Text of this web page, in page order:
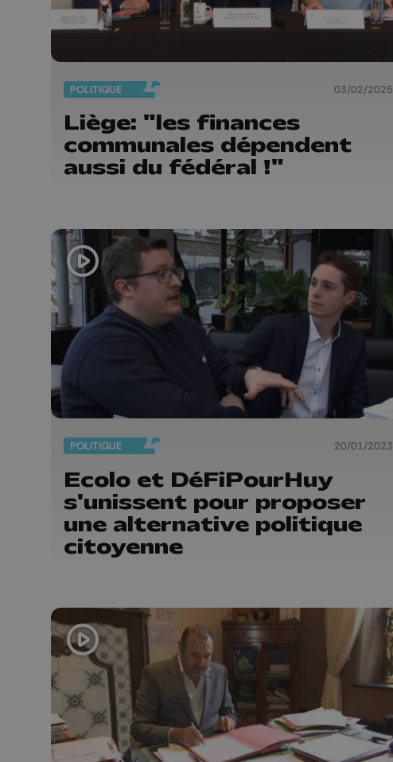
POLITIQUE 03/02/2025
Liège: "les finances
communales dépendent
aussi du fédéral !"
POLITIQUE 20/01/2023
Ecolo et DéFiPourHuy
s'unissent pour proposer
une alternative politique
citoyenne